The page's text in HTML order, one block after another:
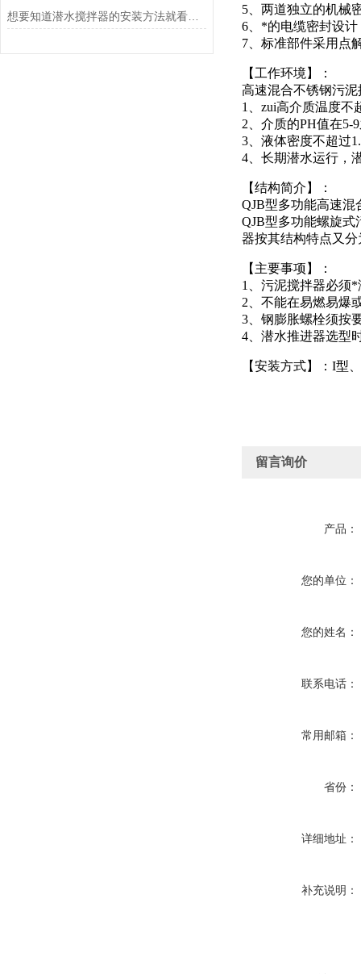
想要知道潜水搅拌器的安装方法就看看这些吧
5、两道独立的机械
6、*的电缆密封设
7、标准部件采用点
【工作环境】：
高速混合不锈钢污
1、zui高介质温度不
2、介质的PH值在5-
3、液体密度不超过
4、长期潜水运行，
【结构简介】：
QJB型多功能高速
QJB型多功能螺旋
器按其结构特点又
【主要事项】：
1、污泥搅拌器必须
2、不能在易燃易爆
3、钢膨胀螺栓须按
4、潜水推进器选型
【安装方式】：I型
留言询价
产品：
您的单位：
您的姓名：
联系电话：
常用邮箱：
省份：
详细地址：
补充说明：